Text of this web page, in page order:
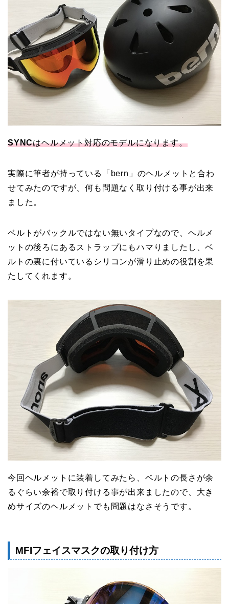
SYNCはヘルメット対応のモデルになります。
実際に筆者が持っている「bern」のヘルメットと合わ
せてみたのですが、何も問題なく取り付ける事が出来
ました。
ベルトがバックルではない無いタイプなので、ヘルメ
ットの後ろにあるストラップにもハマりましたし、ベ
ルトの裏に付いているシリコンが滑り止めの役割を果
たしてくれます。
今回ヘルメットに装着してみたら、ベルトの長さが余
るぐらい余裕で取り付ける事が出来ましたので、大き
めサイズのヘルメットでも問題はなさそうです。
MFIフェイスマスクの取り付け方